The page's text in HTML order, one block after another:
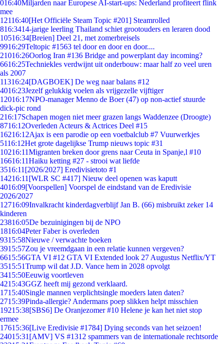
016:40Miljarden naar Europese AI-start-ups: Nederland profiteert flink
mee
12116:40[Het Officiële Steam Topic #201] Steamrolled
816:3414-jarige leerling Thailand schiet grootouders en leraren dood
10516:34[Breien] Deel 21, met zomerbreisels
9916:29Teltopic #1563 tel door en door en door....
21016:26Oorlog Iran #136 Bridge and powerplant day incoming?
6616:25Techniekles verdwijnt uit onderbouw: maar half zo veel uren
als 2007
11316:24[DAGBOEK] De weg naar balans #12
4016:23Jezelf gelukkig voelen als vrijgezelle vijftiger
12016:17NPO-manager Menno de Boer (47) op non-actief stuurde
dick-pic rond
216:17Schapen mogen niet meer grazen langs Waddenzee (Droogte)
8716:12Overleden Acteurs & Actrices Deel #15
16216:12Ajax is een parodie op een voetbalclub #7 Vuurwerkjes
5116:12Het grote dagelijkse Trump nieuws topic #31
10216:11Migranten breken door grens naar Ceuta in Spanje,l #10
16616:11Haiku ketting #27 - strooi wat liefde
3516:11 [2026/2027] Eredivisietoto #1
14216:11 [WLR SC #417] Nieuw deel openen was kaputt
4016:09[Voorspellen] Voorspel de eindstand van de Eredivisie
2026/2027
12716:09Invalkracht kinderdagverblijf Jan B. (66) misbruikt zeker 14
kinderen
23816:05De bezuinigingen bij de NPO
1816:04Peter Faber is overleden
9315:58Nieuwe / verwachte boeken
3915:57Zou je vreemdgaan in een relatie kunnen vergeven?
6615:56GTA VI #12 GTA VI Extended look 27 Augustus Netflix/YT
3515:51Trump wil dat J.D. Vance hem in 2028 opvolgt
3415:50Eeuwig voortleven
4215:43GGZ heeft mij gezond verklaard.
1715:40Single mannen verplichtsingle moeders laten daten?
2715:39Pinda-allergie? Andermans poep slikken helpt misschien
19215:38[SBS6] De Oranjezomer #10 Helene je kan het niet stop
ermee
17615:36[Live Eredivisie #1784] Dying seconds van het seizoen!
24015:31 [AMV] VS #1312 spammers van de internationale rechtsorde